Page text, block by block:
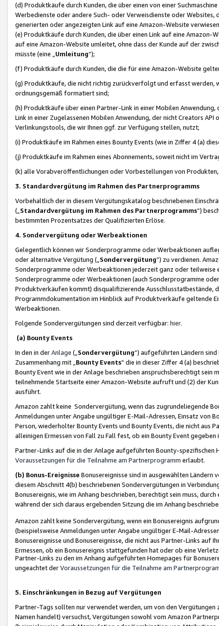
(d) Produktkäufe durch Kunden, die über einen von einer
Werbedienste oder andere Such- oder Verweisdienste oder Websites,
generierten oder angezeigten Link auf eine Amazon-Website
(e) Produktkäufe durch Kunden, die über einen Link auf eine
auf eine Amazon-Website umleitet, ohne dass der Kunde auf der
müsste (eine „ Umleitung“);
(f) Produktkäufe durch Kunden, die die für eine Amazon-Website
(g) Produktkäufe, die nicht richtig zurückverfolgt und erfasst werden,
ordnungsgemäß formatiert sind;
(h) Produktkäufe über einen Partner-Link in einer Mobilen
Link in einer Zugelassenen Mobilen Anwendung, der nicht Creators
Verlinkungstools, die wir Ihnen ggf. zur Verfügung stellen, nutzt;
(i) Produktkäufe im Rahmen eines Bounty Events (wie in Ziffer 4 (a)
(j) Produktkäufe im Rahmen eines Abonnements, soweit nicht im
(k) alle Vorabveröffentlichungen oder Vorbestellungen von
3. Standardvergütung im Rahmen des Partnerprogramms
Vorbehaltlich der in diesem Vergütungskatalog beschriebenen
(„ Standardvergütung im Rahmen des Partnerprogramms“)
bestimmten Prozentsatzes der Qualifizierten Erlöse.
4. Sondervergütung oder Werbeaktionen
Gelegentlich können wir Sonderprogramme oder Werbeaktionen
oder alternative Vergütung („ Sondervergütung”) zu verdienen.
Sonderprogramme oder Werbeaktionen jederzeit ganz oder
Sonderprogramme oder Werbeaktionen (auch Sonderprogramme
Produktverkäufen kommt) disqualifizierende Ausschlusstatbestände,
Programmdokumentation im Hinblick auf Produktverkäufe geltende
Werbeaktionen.
Folgende Sondervergütungen sind derzeit verfügbar: hier.
(a) Bounty Events
In den in derAnlage („ Sondervergütung“) aufgeführten Ländern
Zusammenhang mit „ Bounty Events“ die in dieser Ziffer 4 (a)
Bounty Event wie in der Anlage beschrieben anspruchsberechtigt sein
teilnehmende Startseite einer Amazon-Website aufruft und (2) der
ausführt.
Amazon zahlt keine Sondervergütung, wenn das zugrundeliegende
Anmeldungen unter Angabe ungültiger E-Mail-Adressen, Einsatz von
Person, wiederholter Bounty Events und Bounty Events, die nicht
alleinigen Ermessen von Fall zu Fall fest, ob ein Bounty Event
Partner-Links auf die in der Anlage aufgeführten Bounty-spezifischen
Voraussetzungen für die Teilnahme am Partnerprogramm erlaubt.
(b) Bonus-Ereignisse Bonusereignisse sind in ausgewählten Ländern
diesem Abschnitt 4(b) beschriebenen Sondervergütungen in
Bonusereignis, wie im Anhang beschrieben, berechtigt sein muss,
während der sich daraus ergebenden Sitzung die im Anhang
Amazon zahlt keine Sondervergütung, wenn ein Bonusereignis
(beispielsweise Anmeldungen unter Angabe ungültiger E-Mail-
Bonusereignisse und Bonusereignisse, die nicht aus Partner-Links auf
Ermessen, ob ein Bonusereignis stattgefunden hat oder ob eine
Partner-Links zu den im Anhang aufgeführten Homepages für
ungeachtet derVoraussetzungen für die Teilnahme am
5. Einschränkungen in Bezug auf Vergütungen
Partner-Tags sollten nur verwendet werden, um von den
Namen handelt) versuchst, Vergütungen sowohl vom Amazon